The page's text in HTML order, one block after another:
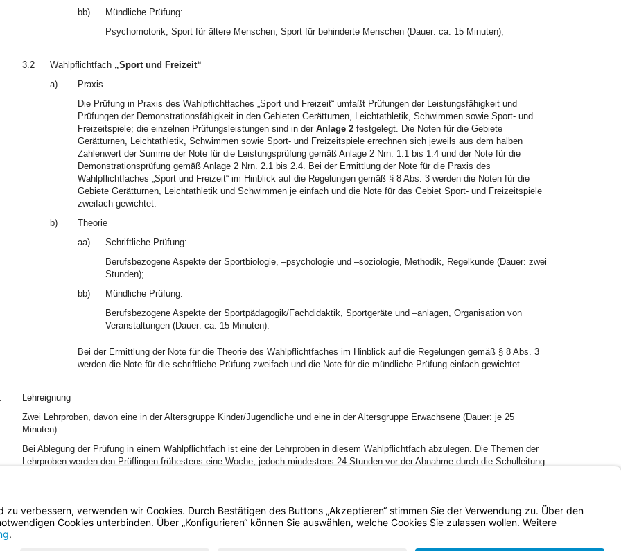
bb)
Mündliche Prüfung:
Psychomotorik, Sport für ältere Menschen, Sport für behinderte Menschen (Dauer: ca. 15 Minuten);
3.2 Wahlpflichtfach „Sport und Freizeit“
a)
Praxis
Die Prüfung in Praxis des Wahlpflichtfaches „Sport und Freizeit“ umfaßt Prüfungen der Leistungsfähigkeit und
Prüfungen der Demonstrationsfähigkeit in den Gebieten Gerätturnen, Leichtathletik, Schwimmen sowie Sport- und
Freizeitspiele; die einzelnen Prüfungsleistungen sind in der Anlage 2festgelegt. Die Noten für die Gebiete
Gerätturnen, Leichtathletik, Schwimmen sowie Sport- und Freizeitspiele errechnen sich jeweils aus dem halben
Zahlenwert der Summe der Note für die Leistungsprüfung gemäß Anlage 2 Nrn. 1.1 bis 1.4 und der Note für die
Demonstrationsprüfung gemäß Anlage 2 Nrn. 2.1 bis 2.4. Bei der Ermittlung der Note für die Praxis des
Wahlpflichtfaches „Sport und Freizeit“ im Hinblick auf die Regelungen gemäß § 8 Abs. 3 werden die Noten für die
Gebiete Gerätturnen, Leichtathletik und Schwimmen je einfach und die Note für das Gebiet Sport- und Freizeitspiele
zweifach gewichtet.
b)
Theorie
aa)
Schriftliche Prüfung:
Berufsbezogene Aspekte der Sportbiologie, –psychologie und –soziologie, Methodik, Regelkunde (Dauer: zwei
Stunden);
bb)
Mündliche Prüfung:
Berufsbezogene Aspekte der Sportpädagogik/Fachdidaktik, Sportgeräte und –anlagen, Organisation von
Veranstaltungen (Dauer: ca. 15 Minuten).
Bei der Ermittlung der Note für die Theorie des Wahlpflichtfaches im Hinblick auf die Regelungen gemäß § 8 Abs. 3
werden die Note für die schriftliche Prüfung zweifach und die Note für die mündliche Prüfung einfach gewichtet.
Lehreignung
Zwei Lehrproben, davon eine in der Altersgruppe Kinder/Jugendliche und eine in der Altersgruppe Erwachsene (Dauer: je 25
Minuten).
Bei Ablegung der Prüfung in einem Wahlpflichtfach ist eine der Lehrproben in diesem Wahlpflichtfach abzulegen. Die Themen der
Lehrproben werden den Prüflingen frühestens eine Woche, jedoch mindestens 24 Stunden vor der Abnahme durch die Schulleitung